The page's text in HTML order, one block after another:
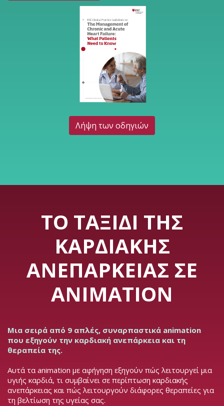
Λήψη των οδηγιών
ΤΟ ΤΑΞΊΔΙ ΤΗΣ
ΚΑΡΔΙΑΚΉΣ
ΑΝΕΠΆΡΚΕΙΑΣ ΣΕ
ANIMATION
Μια σειρά από 9 απλές, συναρπαστικά animation
που εξηγούν την καρδιακή ανεπάρκεια και τη
θεραπεία της.
Αυτά τα animation με αφήγηση εξηγούν πώς λειτουργεί μια
υγιής καρδιά, τι συμβαίνει σε περίπτωση καρδιακής
ανεπάρκειας και πώς λειτουργούν διάφορες θεραπείες για
τη βελτίωση της υγείας σας.